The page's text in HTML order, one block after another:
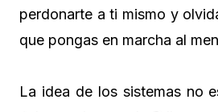
perdonarte a ti mismo y
que pongas en marcha al
La idea de los sistemas no